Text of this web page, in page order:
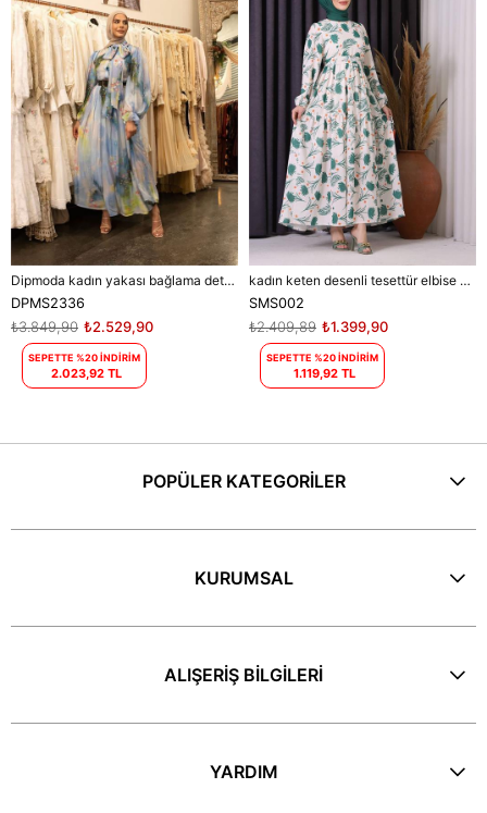
Dipmoda kadın yakası bağlama detaylı tesettür şifon elbise DPMS2336
DPMS2336
₺2.529,90
₺3.849,90
SEPETTE %20 İNDİRİM
2.023,92 TL
kadın keten desenli tesettür elbise SMS002 - Bej
SMS002
₺1.399,90
₺2.409,89
SEPETTE %20 İNDİRİM
1.119,92 TL
POPÜLER KATEGORİLER
KURUMSAL
ALIŞERİŞ BİLGİLERİ
YARDIM